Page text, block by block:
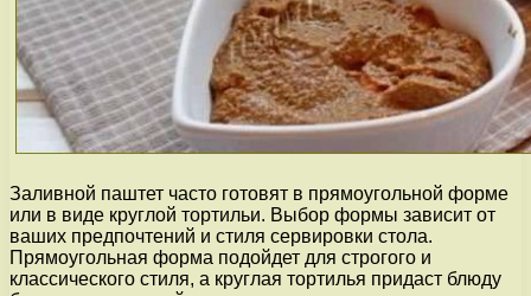
Заливной паштет часто готовят в прямоугольной форме
или в виде круглой тортильи. Выбор формы зависит от
ваших предпочтений и стиля сервировки стола.
Прямоугольная форма подойдет для строгого и
классического стиля, а круглая тортилья придаст блюду